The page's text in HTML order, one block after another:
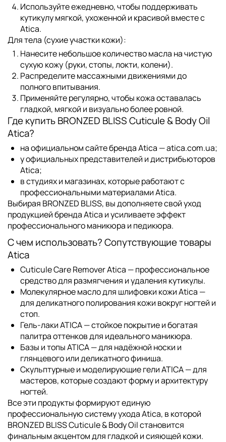
Используйте ежедневно, чтобы поддерживать
кутикулу мягкой, ухоженной и красивой вместе с
Atica.
Для тела (сухие участки кожи):
Нанесите небольшое количество масла на чистую
сухую кожу (руки, стопы, локти, колени).
Распределите массажными движениями до
полного впитывания.
Применяйте регулярно, чтобы кожа оставалась
гладкой, мягкой и визуально более ровной.
Где купить BRONZED BLISS Cuticule & Body Oil
Atica?
на официальном сайте бренда Atica —atica.com.ua;
у официальных представителей и дистрибьюторов
Atica;
в студиях и магазинах, которые работают с
профессиональными материаламиAtica.
Выбирая BRONZED BLISS, вы дополняете свой уход
продукцией брендаAtica и усиливаете эффект
профессионального маникюра и педикюра.
С чем использовать? Сопутствующие товары
Atica
Cuticule Care Remover Atica — профессиональное
средство для размягчения и удаления кутикулы.
Молекулярное масло для шлифовки кожи Atica —
для деликатного полирования кожи вокруг ногтей и
стоп.
Гель-лаки ATICA— стойкое покрытие и богатая
палитра оттенков для идеального маникюра.
Базы итопы ATICA— для надёжной носки и
глянцевого или деликатного финиша.
Скульптурные и моделирующие гели ATICA— для
мастеров, которые создают форму и архитектуру
ногтей.
Все эти продукты формируют единую
профессиональную систему уходаAtica, в которой
BRONZED BLISS Cuticule & Body Oilстановится
финальным акцентом для гладкой и сияющей кожи.